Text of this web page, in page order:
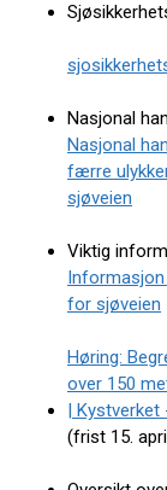
Nasjonal
Nasjonal
færre
sjøveien
Viktig
for sjøveien
Høring:
over 150
| Kystverket
(frist 15.